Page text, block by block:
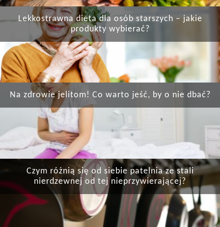
Lekkostrawna dieta dla osób starszych – jakie
produkty wybierać?
Na zdrowie jelitom! Co warto jeść, by o nie dbać?
Czym różnią się od siebie patelnia ze stali
nierdzewnej od tej nieprzywierającej?